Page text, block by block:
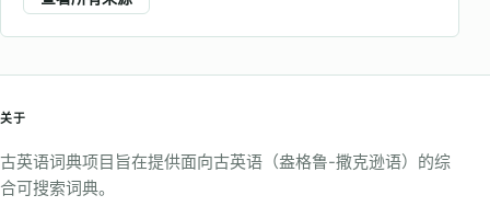
关于
古英语词典项目旨在提供面向古英语（盎格鲁-撒克逊语）的综
合可搜索词典。